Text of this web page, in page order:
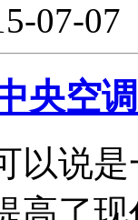
07-
央空
以说
高了